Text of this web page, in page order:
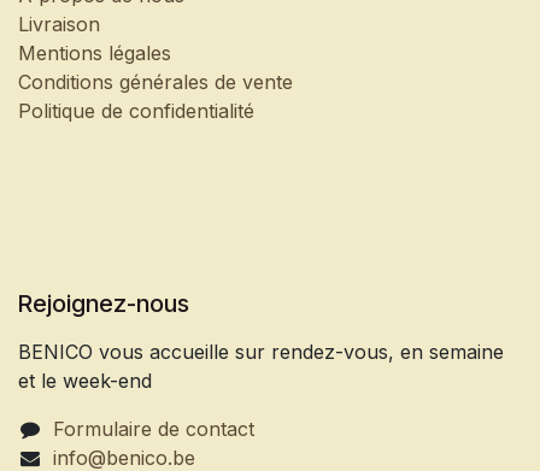
Livraison
Mentions légales
Conditions générales de vente
Politique de confidentialité
Rejoignez-nous
BENICO vous accueille sur rendez-vous, en semaine
et le week-end
Formulaire de contact
info@benico.be